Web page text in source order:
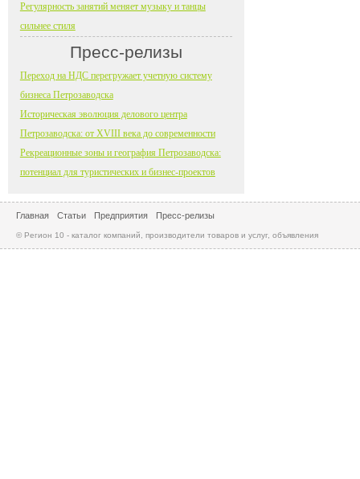
Регулярность занятий меняет музыку и танцы
сильнее стиля
Пресс-релизы
Переход на НДС перегружает учетную систему
бизнеса Петрозаводска
Историческая эволюция делового центра
Петрозаводска: от XVIII века до современности
Рекреационные зоны и география Петрозаводска:
потенциал для туристических и бизнес-проектов
Главная Статьи Предприятия Пресс-релизы
© Регион 10 - каталог компаний, производители товаров и услуг, объявления